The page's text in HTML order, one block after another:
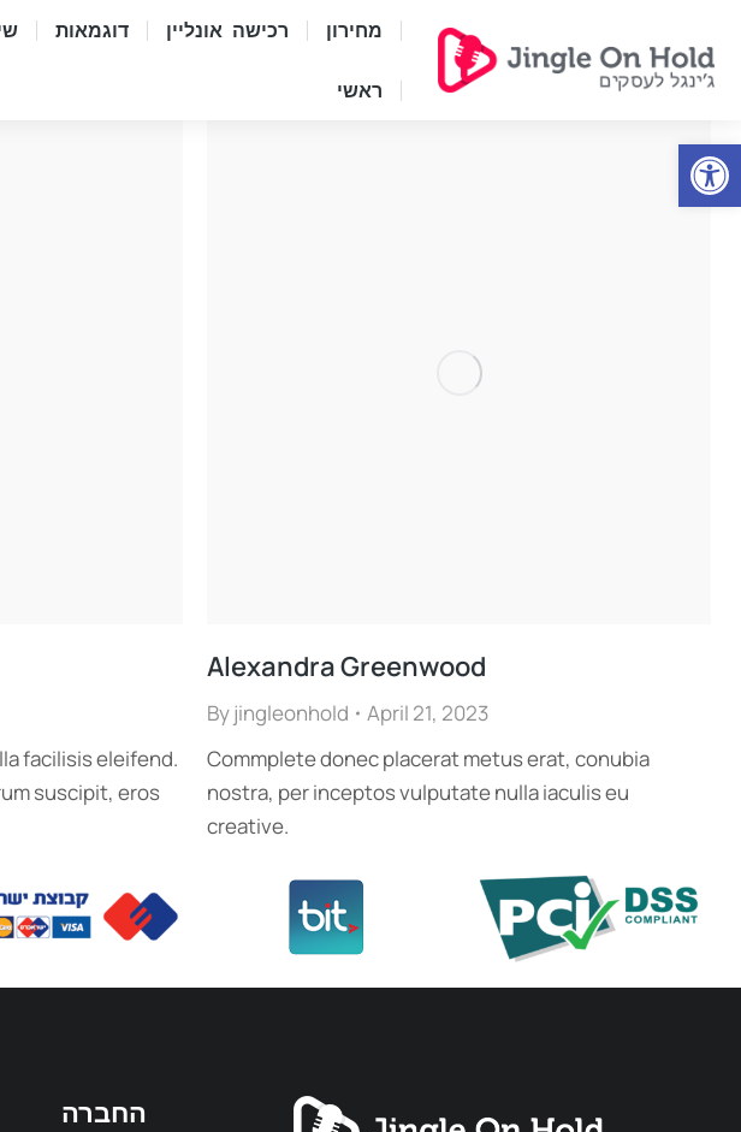
דוגמאות רכישה אונליין מחירון
ראשי
facilisis eleifend.
suscipit, eros
Alexandra Greenwood
Byjingleonhold
April 21, 2023
Commplete donec placerat metus erat, conubia
nostra, per inceptos vulputate nulla iaculis eu
creative.
החברה